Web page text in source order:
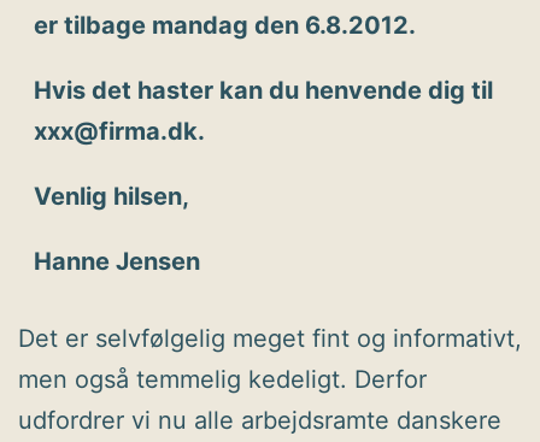
er tilbage mandag den 6.8.2012.
Hvis det haster kan du henvende dig til
xxx@firma.dk.
Venlig hilsen,
Hanne Jensen
Det er selvfølgelig meget fint og informativt,
men også temmelig kedeligt. Derfor
udfordrer vi nu alle arbejdsramte danskere